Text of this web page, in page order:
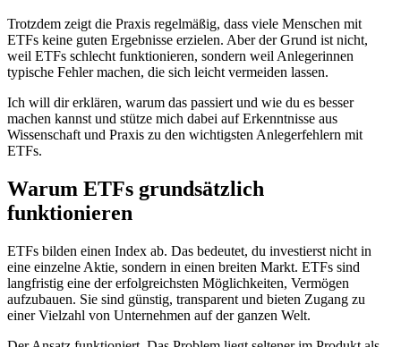
Trotzdem zeigt die Praxis regelmäßig, dass viele Menschen mit
ETFs keine guten Ergebnisse erzielen. Aber der Grund ist nicht,
weil ETFs schlecht funktionieren, sondern weil Anlegerinnen
typische Fehler machen, die sich leicht vermeiden lassen.
Ich will dir erklären, warum das passiert und wie du es besser
machen kannst und stütze mich dabei auf Erkenntnisse aus
Wissenschaft und Praxis zu den wichtigsten Anlegerfehlern mit
ETFs.
Warum ETFs grundsätzlich
funktionieren
ETFs bilden einen Index ab. Das bedeutet, du investierst nicht in
eine einzelne Aktie, sondern in einen breiten Markt. ETFs sind
langfristig eine der erfolgreichsten Möglichkeiten, Vermögen
aufzubauen. Sie sind günstig, transparent und bieten Zugang zu
einer Vielzahl von Unternehmen auf der ganzen Welt.